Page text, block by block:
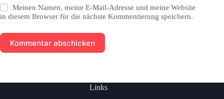
Meinen Namen, meine E-Mail-Adresse und meine Website
in diesem Browser für die nächste Kommentierung speichern.
Kommentar abschicken
Links